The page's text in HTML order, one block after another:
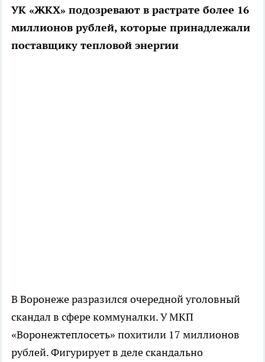
УК «ЖКХ» подозревают в растрате более 16
миллионов рублей, которые принадлежали
поставщику тепловой энергии
В Воронеже разразился очередной уголовный
скандал в сфере коммуналки. У МКП
«Воронежтеплосеть» похитили 17 миллионов
рублей. Фигурирует в деле скандально